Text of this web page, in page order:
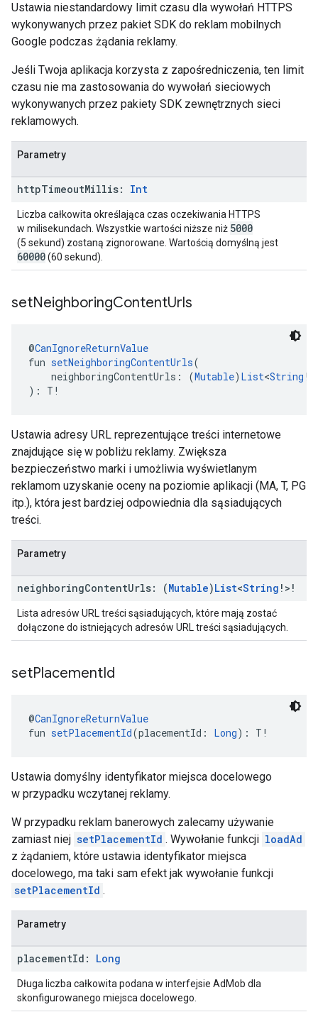
Ustawia niestandardowy limit czasu dla wywołań HTTPS
wykonywanych przez pakiet SDK do reklam mobilnych
Google podczas żądania reklamy.
Jeśli Twoja aplikacja korzysta z zapośredniczenia, ten limit
czasu nie ma zastosowania do wywołań sieciowych
wykonywanych przez pakiety SDK zewnętrznych sieci
reklamowych.
Parametry
httpTimeoutMillis: Int
Liczba całkowita określająca czas oczekiwania HTTPS
w milisekundach. Wszystkie wartości niższe niż 5000
(5 sekund) zostaną zignorowane. Wartością domyślną jest
60000(60 sekund).
setNeighboringContentUrls
@CanIgnoreReturnValue
fun setNeighboringContentUrls(
neighboringContentUrls: (Mutable) List<String
): T!
Ustawia adresy URL reprezentujące treści internetowe
znajdujące się w pobliżu reklamy. Zwiększa
bezpieczeństwo marki i umożliwia wyświetlanym
reklamom uzyskanie oceny na poziomie aplikacji (MA, T, PG
itp.), która jest bardziej odpowiednia dla sąsiadujących
treści.
Parametry
neighboringContentUrls: (Mutable)List<String !>!
Lista adresów URL treści sąsiadujących, które mają zostać
dołączone do istniejących adresów URL treści sąsiadujących.
setPlacementId
@CanIgnoreReturnValue
fun setPlacementId(placementId: Long): T!
Ustawia domyślny identyfikator miejsca docelowego
w przypadku wczytanej reklamy.
W przypadku reklam banerowych zalecamy używanie
zamiast niej setPlacementId . Wywołanie funkcji loadAd
z żądaniem, które ustawia identyfikator miejsca
docelowego, ma taki sam efekt jak wywołanie funkcji
setPlacementId .
Parametry
placementId: Long
Długa liczba całkowita podana w interfejsie AdMob dla
skonfigurowanego miejsca docelowego.